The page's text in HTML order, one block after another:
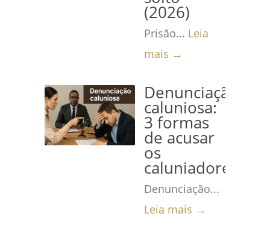
(2026)
Prisão... Leia
mais →
Denunciação
caluniosa:
3 formas
de acusar
os
caluniadores
Denunciação...
Leia mais →